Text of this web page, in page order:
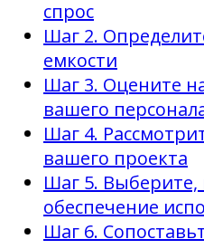
спрос
Шаг 2.
емкости
Шаг 3. Оцените
вашего
Шаг 4.
вашего проекта
Шаг 5.
обеспечение
Шаг 6.